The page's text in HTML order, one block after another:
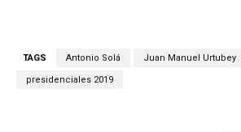
TAGS Antonio Solá Juan Manuel Urtubey
presidenciales 2019